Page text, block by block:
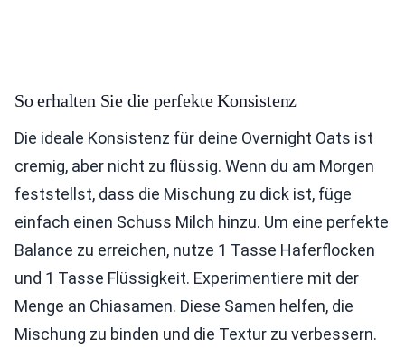
So erhalten Sie die perfekte Konsistenz
Die ideale Konsistenz für deine Overnight Oats ist
cremig, aber nicht zu flüssig. Wenn du am Morgen
feststellst, dass die Mischung zu dick ist, füge
einfach einen Schuss Milch hinzu. Um eine perfekte
Balance zu erreichen, nutze 1 Tasse Haferflocken
und 1 Tasse Flüssigkeit. Experimentiere mit der
Menge an Chiasamen. Diese Samen helfen, die
Mischung zu binden und die Textur zu verbessern.